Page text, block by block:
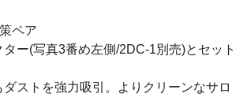
ペア
ー(写真3番め左側/2DC-1別売)とセット
ダストを強力吸引。よりクリーンなサロ